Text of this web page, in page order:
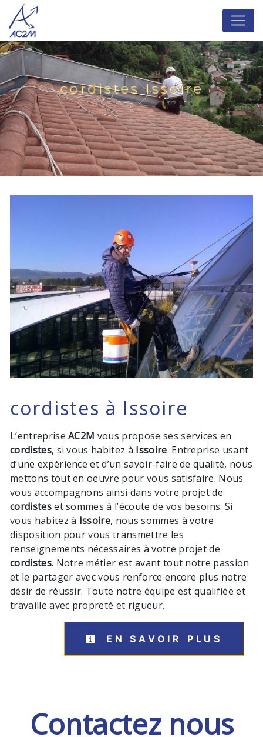
cordistes Issoire
cordistes à Issoire
L’entrepriseAC2M vous propose ses services en
cordistes, si vous habitez à Issoire. Entreprise usant
d’une expérience et d’un savoir-faire de qualité, nous
mettons tout en oeuvre pour vous satisfaire. Nous
vous accompagnons ainsi dans votre projet de
cordisteset sommes à l’écoute de vos besoins. Si
vous habitez à Issoire, nous sommes à votre
disposition pour vous transmettre les
renseignements nécessaires à votre projet de
cordistes. Notre métier est avant tout notre passion
et le partager avec vous renforce encore plus notre
désir de réussir. Toute notre équipe est qualifiée et
travaille avec propreté et rigueur.
EN SAVOIR PLUS
Contactez nous
Panneau de gestion des cookies